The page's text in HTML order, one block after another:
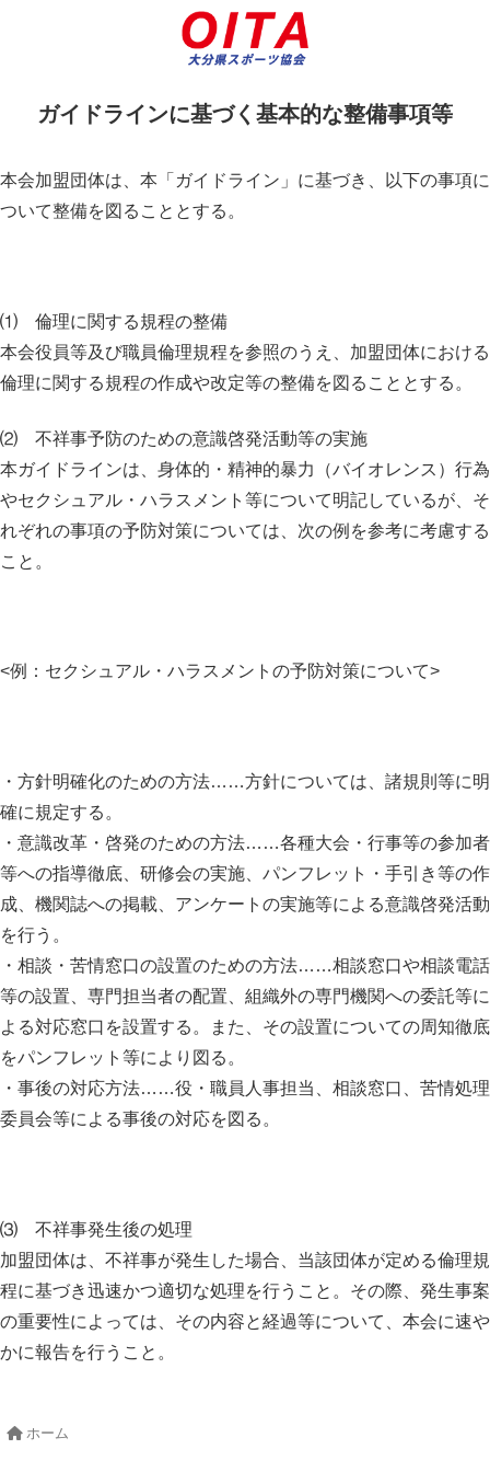
ガイドラインに基づく基本的な整備事項等
本会加盟団体は、本「ガイドライン」に基づき、以下の事項に
ついて整備を図ることとする。
⑴ 倫理に関する規程の整備
本会役員等及び職員倫理規程を参照のうえ、加盟団体における
倫理に関する規程の作成や改定等の整備を図ることとする。
⑵ 不祥事予防のための意識啓発活動等の実施
本ガイドラインは、身体的・精神的暴力（バイオレンス）行為
やセクシュアル・ハラスメント等について明記しているが、そ
れぞれの事項の予防対策については、次の例を参考に考慮する
こと。
<例：セクシュアル・ハラスメントの予防対策について>
・方針明確化のための方法……方針については、諸規則等に明
確に規定する。
・意識改革・啓発のための方法……各種大会・行事等の参加者
等への指導徹底、研修会の実施、パンフレット・手引き等の作
成、機関誌への掲載、アンケートの実施等による意識啓発活動
を行う。
・相談・苦情窓口の設置のための方法……相談窓口や相談電話
等の設置、専門担当者の配置、組織外の専門機関への委託等に
よる対応窓口を設置する。また、その設置についての周知徹底
をパンフレット等により図る。
・事後の対応方法……役・職員人事担当、相談窓口、苦情処理
委員会等による事後の対応を図る。
⑶ 不祥事発生後の処理
加盟団体は、不祥事が発生した場合、当該団体が定める倫理規
程に基づき迅速かつ適切な処理を行うこと。その際、発生事案
の重要性によっては、その内容と経過等について、本会に速や
かに報告を行うこと。
ホーム